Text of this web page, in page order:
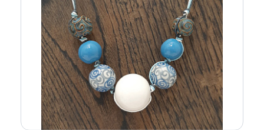
Продолжить покупки
Перейти в корзину